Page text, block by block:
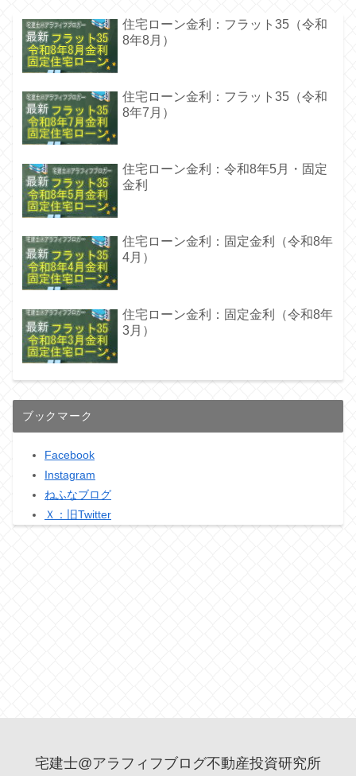
住宅ローン金利：フラット35（令和
8年8月）
住宅ローン金利：フラット35（令和
8年7月）
住宅ローン金利：令和8年5月・固定
金利
住宅ローン金利：固定金利（令和8年
4月）
住宅ローン金利：固定金利（令和8年
3月）
ブックマーク
Facebook
Instagram
ねふなブログ
Ｘ：旧Twitter
宅建士@アラフィフブログ不動産投資研究所